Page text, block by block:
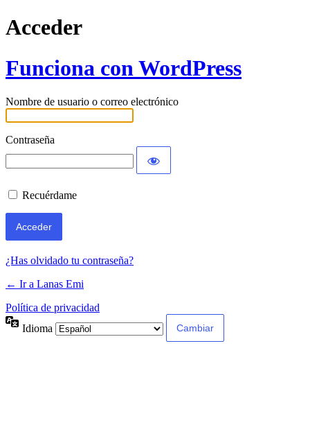
Acceder
Funciona con WordPress
Nombre de usuario o correo electrónico
Contraseña
Recuérdame
¿Has olvidado tu contraseña?
← Ir a Lanas Emi
Política de privacidad
Idioma